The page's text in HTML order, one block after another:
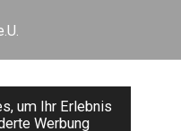
um Ihr Erlebnis
Werbung